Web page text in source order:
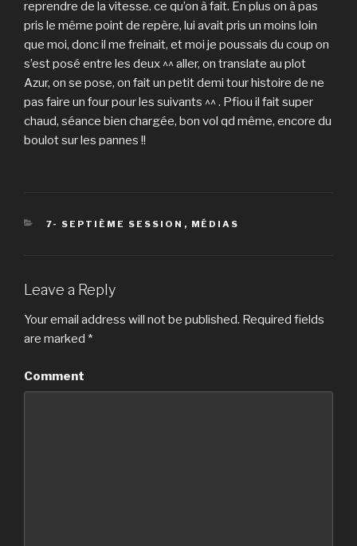
reprendre de la vitesse. ce qu’on à fait. En plus on à pas
pris le même point de repère, lui avait pris un moins loin
que moi, donc il me freinait, et moi je poussais du coup on
s’est posé entre les deux ^^ aller, on translate au plot
Azur, on se pose, on fait un petit demi tour histoire de ne
pas faire un four pour les suivants ^^ . Pfiou il fait super
chaud, séance bien chargée, bon vol qd même, encore du
boulot sur les pannes !!
CATEGORIES
7- SEPTIÈME SESSION , MÉDIAS
Leave a Reply
Your email address will not be published. Required fields
are marked *
Comment